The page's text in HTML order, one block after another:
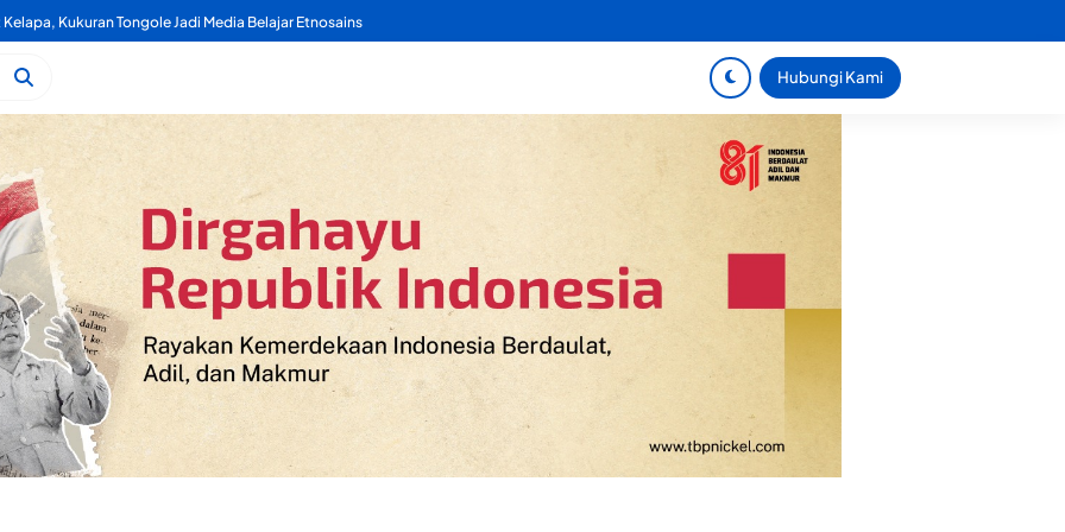
Kukuran Tongole Jadi Media Belajar Etnosains
Hubungi Kami